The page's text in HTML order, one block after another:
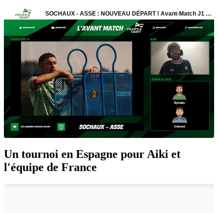
Un tournoi en Espagne pour Aiki et
l'équipe de France